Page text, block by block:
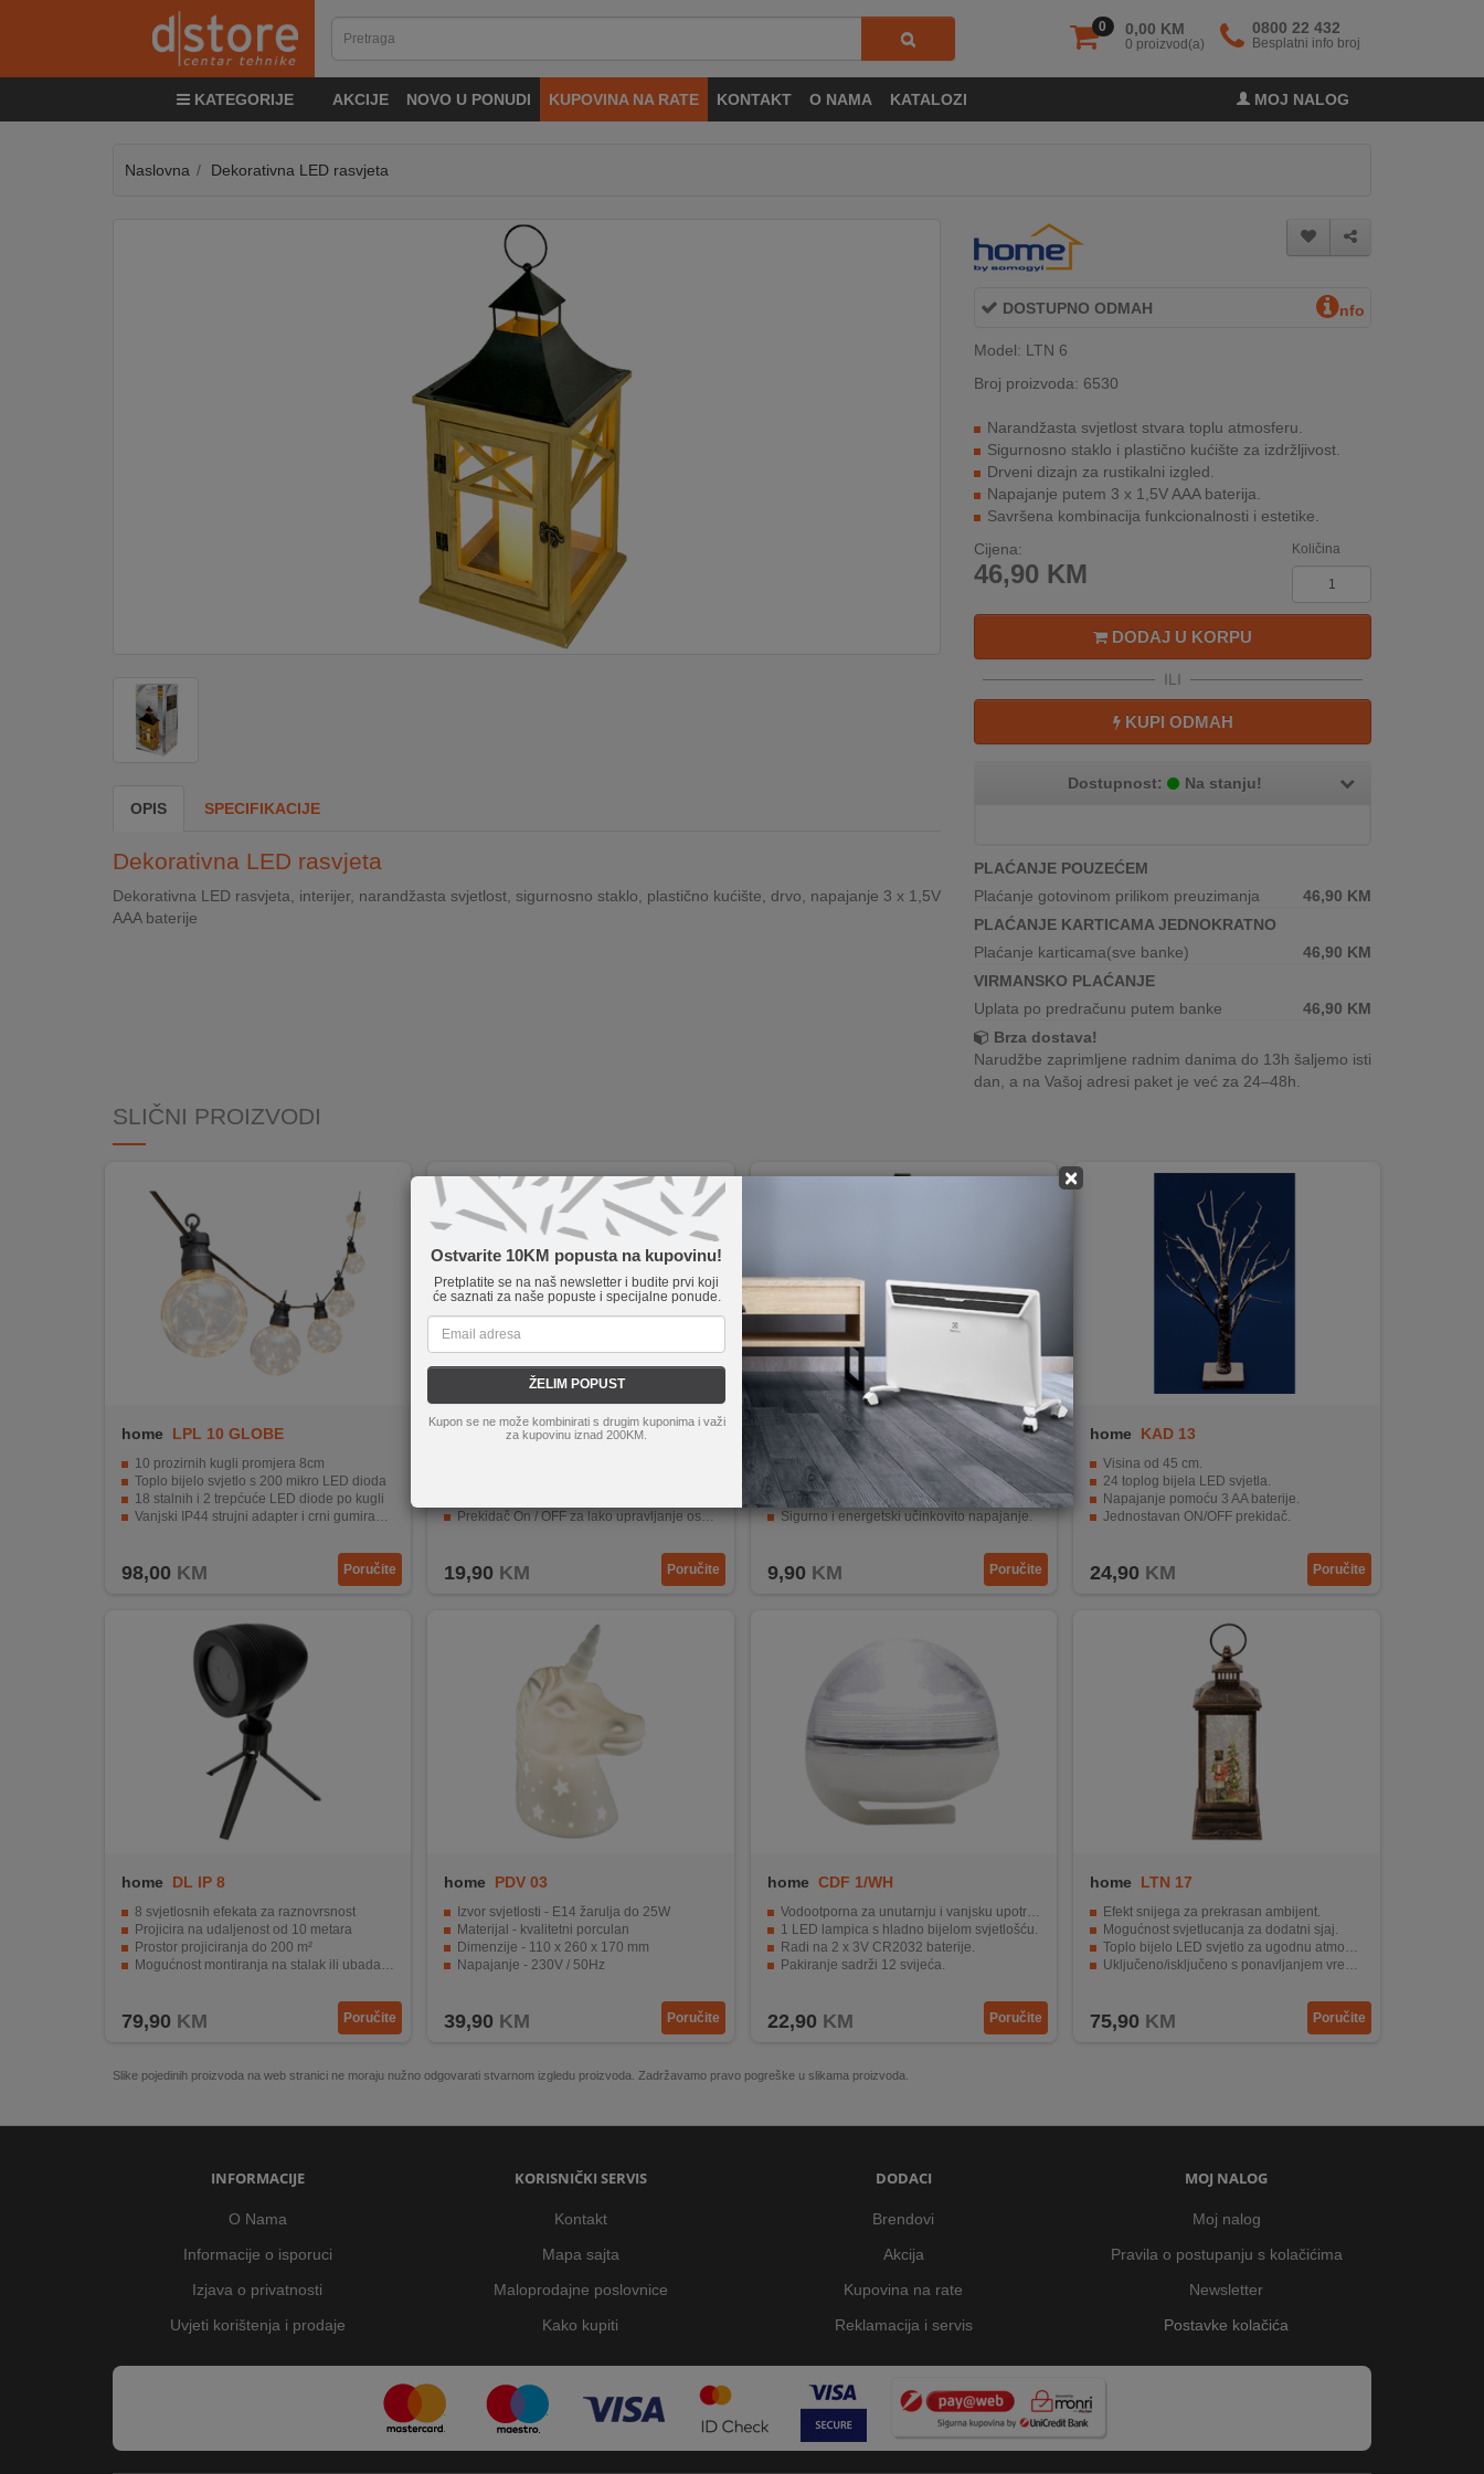
0 0,00 KM
0 proizvod(a)
0800 22 432
Besplatni info broj
KATEGORIJE AKCIJE NOVO U PONUDI KUPOVINA NA RATE KONTAKT O NAMA KATALOZI MOJ NALOG
&
REKLAMACIJA
UČINKOVITOSTI
×
Ostvarite 10KM popusta na kupovinu!
Pretplatite se na naš newsletter i budite prvi koji
će saznati za naše popuste i specijalne ponude.
ŽELIM POPUST
Kupon se ne može kombinirati s drugim kuponima i važi
za kupovinu iznad 200KM.
Naslovna Dekorativna LED rasvjeta
OPIS SPECIFIKACIJE
Dekorativna LED rasvjeta
Dekorativna LED rasvjeta, interijer, narandžasta svjetlost, sigurnosno staklo, plastično kućište, drvo, napajanje 3 x 1,5V
AAA baterije
DOSTUPNO ODMAH nfo
Model: LTN 6
Broj proizvoda: 6530
Narandžasta svjetlost stvara toplu atmosferu.
Sigurnosno staklo i plastično kućište za izdržljivost.
Drveni dizajn za rustikalni izgled.
Napajanje putem 3 x 1,5V AAA baterija.
Savršena kombinacija funkcionalnosti i estetike.
Cijena:
46,90 KM
Količina
DODAJ U KORPU
ILI
KUPI ODMAH
Dostupnost: Na stanju!
PLAĆANJE POUZEĆEM
Plaćanje gotovinom prilikom preuzimanja
46,90 KM
PLAĆANJE KARTICAMA JEDNOKRATNO
Plaćanje karticama(sve banke)
46,90 KM
VIRMANSKO PLAĆANJE
Uplata po predračunu putem banke
46,90 KM
Brza dostava!
Narudžbe zaprimljene radnim danima do 13h šaljemo isti
dan, a na Vašoj adresi paket je već za 24–48h.
SLIČNI PROIZVODI
home LPL 10 GLOBE
10 prozirnih kugli promjera 8cm
Toplo bijelo svjetlo s 200 mikro LED dioda
18 stalnih i 2 trepćuće LED diode po kugli
Vanjski IP44 strujni adapter i crni gumirani kabel
98,00 KM Poručite
home WB 30
Prekidač On / OFF za lako upravljanje osvjetljenjem.
19,90 KM Poručite
home GB 30/YE
Dizajn staklene boce u mat žutoj boji.
10 unutarnjih LED lampica u boji toplo bijele.
Napajanje putem 3 AAA baterije.
Sigurno i energetski učinkovito napajanje.
9,90 KM Poručite
home KAD 13
Visina od 45 cm.
24 toplog bijela LED svjetla.
Napajanje pomoću 3 AA baterije.
Jednostavan ON/OFF prekidač.
24,90 KM Poručite
home DL IP 8
8 svjetlosnih efekata za raznovrsnost
Projicira na udaljenost od 10 metara
Prostor projiciranja do 200 m²
Mogućnost montiranja na stalak ili ubadanje u zemlju
79,90 KM Poručite
home PDV 03
Izvor svjetlosti - E14 žarulja do 25W
Materijal - kvalitetni porculan
Dimenzije - 110 x 260 x 170 mm
Napajanje - 230V / 50Hz
39,90 KM Poručite
home CDF 1/WH
Vodootporna za unutarnju i vanjsku upotrebu.
1 LED lampica s hladno bijelom svjetlošću.
Radi na 2 x 3V CR2032 baterije.
Pakiranje sadrži 12 svijeća.
22,90 KM Poručite
home LTN 17
Efekt snijega za prekrasan ambijent.
Mogućnost svjetlucanja za dodatni sjaj.
Toplo bijelo LED svjetlo za ugodnu atmosferu.
Uključeno/isključeno s ponavljanjem vremena.
75,90 KM Poručite
Slike pojedinih proizvoda na web stranici ne moraju nužno odgovarati stvarnom izgledu proizvoda. Zadržavamo pravo pogreške u slikama proizvoda.
INFORMACIJE
O Nama
Informacije o isporuci
Izjava o privatnosti
Uvjeti korištenja i prodaje
KORISNIČKI SERVIS
Kontakt
Mapa sajta
Maloprodajne poslovnice
Kako kupiti
DODACI
Brendovi
Akcija
Kupovina na rate
Reklamacija i servis
MOJ NALOG
Moj nalog
Pravila o postupanju s kolačićima
Newsletter
Postavke kolačića